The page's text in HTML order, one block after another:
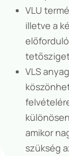
VLU
illetve a
VLS
amikor
szükség